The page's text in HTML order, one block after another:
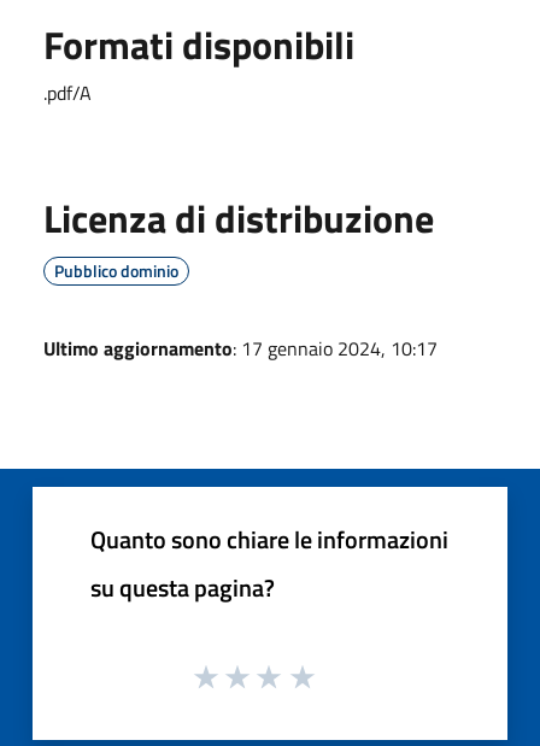
Formati disponibili
.pdf/A
Licenza di distribuzione
Pubblico dominio
Ultimo aggiornamento: 17 gennaio 2024, 10:17
Quanto sono chiare le informazioni
su questa pagina?